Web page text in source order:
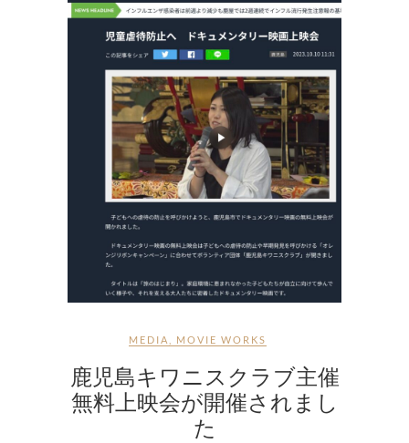
MEDIA MOVIE WORKS
鹿児島キワニスクラブ主催
無料上映会が開催されまし
た